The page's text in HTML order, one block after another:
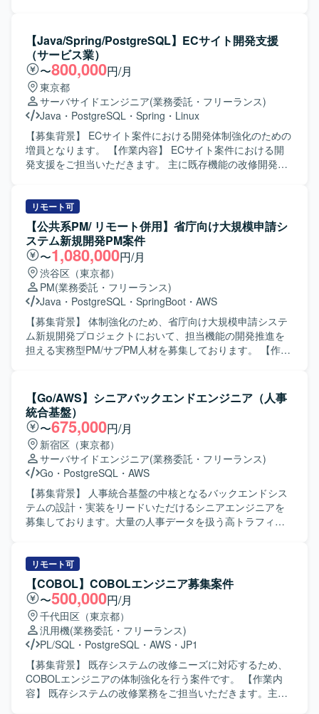
バックエンド実装まで幅広い領域を経験できるため、フル
スタック志向の技術力向上にもつながります。 【開発環
境】 言語/FW：Nest.js, TypeScript DB：PostgreSQL, Redis
メッセージング/IoT：MQTT（EMQX） クラウド/インフ
ラ：Google Cloud（GKE, Pub/Sub, Cloud Storage,
Dataflow, BigQuery等）, Terraform
担当いただきます。 ・基盤要員として、エンド側システム
をテストベッド環境へ移行し、各種アプリケーションを試
行できるようにするための基盤開発を行っていただきま
す。 ・Kubernetes上で各種ミドルウェアやDB、監視・ログ
基盤などの構築および設定作業を実施いただきます。 ・既
に構築済みのシステムを用いた実証において、基盤側およ
びアプリ側の技術的な支援や改善対応を行っていただきま
す。 ・アプリ要員として、Kubernetesクラスター内で動作
するPythonアプリケーションの開発・改修・検証を行って
いただきます。 ・実証結果や検証内容を整理し、ドキュメ
けて改善に取り組める方を求めております。 ・チームメン
バーと定期的に成果や課題を共有しながら、オープンに議
論し合える方を歓迎いたします。 ・新しい技術要素やツー
ルに対して前向きにキャッチアップし、知見として蓄積・
共有していただける方を想定しております。 ・自律的にタ
スクを管理し、ゴールから逆算して動ける方にマッチする
ポジションです。 【ポジションの魅力】 ・自動車関連の先
進的なシステム領域において、テストベッド環境の構築や
実証など上流フェーズから関わることができます。 ・
Kubernetesを中心としたモダンな基盤技術や各種ミドルウ
ェア、Pythonによるアプリ開発など、幅広い技術スタック
な成長機会が多い環境です。 ・ナレッジの整理・文章化を
重視しているため、技術ドキュメント作成や情報発信のス
キルも磨いていただけます。 【開発環境】 ・Kubernetesク
ラスター環境 ・Databricks ・各種ミドルウェア
（PostgreSQL, Redis, MongoDB, Kafka, Mosquitto,
RabbitMQ, Triton Inference Server, elasticsearch, grafana,
fluentd, metricbeat, cert-manager, keycloakなど） ・
Pythonを用いたアプリケーション開発 ・Jira / Confluence
等のドキュメント・タスク管理ツール
【Java/Spring/PostgreSQL】ECサイト開発支援
（サービス業）
〜800,000円/月
東京都
サーバサイドエンジニア(業務委託・フリーランス)
Java ・ PostgreSQL ・ Spring ・ Linux
【募集背景】 ECサイト案件における開発体制強化のための
増員となります。 【作業内容】 ECサイト案件における開
発支援をご担当いただきます。 主に既存機能の改修開発、
テスト、結合テストまで一貫して対応いただく想定です。
参画後の状況やスキル・ご経験に応じて、他案件の開発支
援をご担当いただく可能性があります。 【求める人物像】
仕様や既存コードを主体的に読み解きながら、自走して開
発を進められる方を求めております。 チームメンバーと円
滑にコミュニケーションを取りながら、品質向上に主体的
に取り組んでいただける方が望ましいです。 【ポジション
の魅力】 ECサイトの開発支援を通じて、詳細設計からテス
トまで一連の工程に携わることができます。 既存機能の改
修や品質改善対応を経験することで、設計力や問題解決力
を高めていただけます。 【開発環境】 JavaおよびSpring
リモート可
【公共系PM/ リモート併用】省庁向け大規模申請シ
ステム新規開発PM案件
〜1,080,000円/月
渋谷区（東京都）
PM(業務委託・フリーランス)
Java ・ PostgreSQL ・ SpringBoot ・ AWS
【募集背景】 体制強化のため、省庁向け大規模申請システ
ム新規開発プロジェクトにおいて、担当機能の開発推進を
担える実務型PM/サブPM人材を募集しております。 【作業
いただきます。利用者増加に伴う手続負荷の軽減と業務効
率化を目的としたシステムの開発を進めていただきます。
具体的には、担当機能の開発推進、進捗・課題・リスク管
理、仕様整理や不明点の確認、論点整理、元請への報告、
関係者調整、他チームや関連部署との横断調整、各種資料
作成などを行っていただきます。 【求める人物像】 複数部
門・複数組織が関わる大規模案件の中で、主体的に論点を
整理しながら関係者と円滑にコミュニケーションを取り、
自走してプロジェクトを推進できる方を求めております。
また、業務システム開発における一連の工程を理解し、ド
申請システムという社会的インパクトの大きい案件に参画
いただけます。利用者増加に伴う業務課題の解決に直結す
るシステム開発の中核を担えるため、上流からのプロジェ
クトマネジメント経験を積むことができます。複数本部に
よる合同開発体制のもとで、横断的な調整力やマネジメン
トスキルを高められる環境です。 【開発環境】 Flutter、
Java、TypeScript、SpringBoot、PostgreSQL、React、
AWS などを用いた環境での開発となります。
【Go/AWS】シニアバックエンドエンジニア（人事
統合基盤）
〜675,000円/月
新宿区（東京都）
サーバサイドエンジニア(業務委託・フリーランス)
Go ・ PostgreSQL ・ AWS
【募集背景】 人事統合基盤の中核となるバックエンドシス
テムの設計・実装をリードいただけるシニアエンジニアを
募集しております。大量の人事データを扱う高トラフィッ
のバックエンドAPI設計・実装（高トラフィック・大規模デ
ータ対応）を行っていただきます。Webhookなどの到達保
証を伴う非同期連携を含むマイクロサービス間連携の設
計・実装を担当していただきます。SQSやEventBridgeなど
を用いたメッセージキュー・イベント駆動アーキテクチャ
の導入を進めていただきます。10万件規模のCSV入出力な
ど、大量データを扱う非同期Worker構成の設計・実装を行
っていただきます。AWS環境におけるECS、RDS、
ElastiCache、SQSなどを利用したインフラ構築・運用を担
当していただきます。パフォーマンスチューニングや負荷
リモート可
【COBOL】COBOLエンジニア募集案件
〜500,000円/月
千代田区（東京都）
汎用機(業務委託・フリーランス)
PL/SQL ・ PostgreSQL ・ AWS ・ JP1
【募集背景】 既存システムの改修ニーズに対応するため、
COBOLエンジニアの体制強化を行う案件です。 【作業内
容】 既存システムの改修業務をご担当いただきます。主に